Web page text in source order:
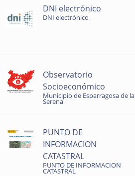
DNI electrónico
DNI electrónico
Observatorio
Socioeconómico
Municipio de Esparragosa de la
Serena
PUNTO DE
INFORMACION
CATASTRAL
PUNTO DE INFORMACION
CATASTRAL